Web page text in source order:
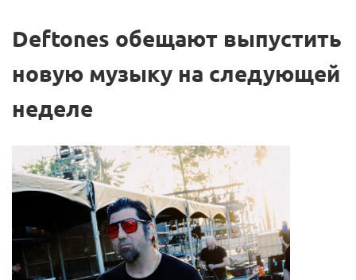
Deftones обещают выпустить
новую музыку на следующей
неделе